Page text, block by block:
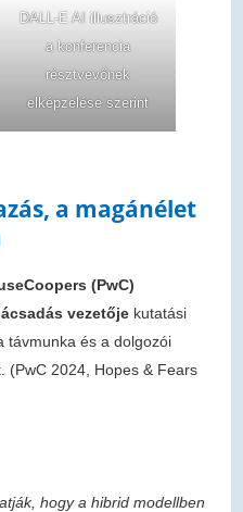
DALL-E AI illusztráció
a konferencia
résztvevőnek
elképzelése szerint
a magánélet
(PwC)
vezetője kutatási
távmunka és a dolgozói
(PwC 2024, Hopes & Fears
hogy a hibrid modellben